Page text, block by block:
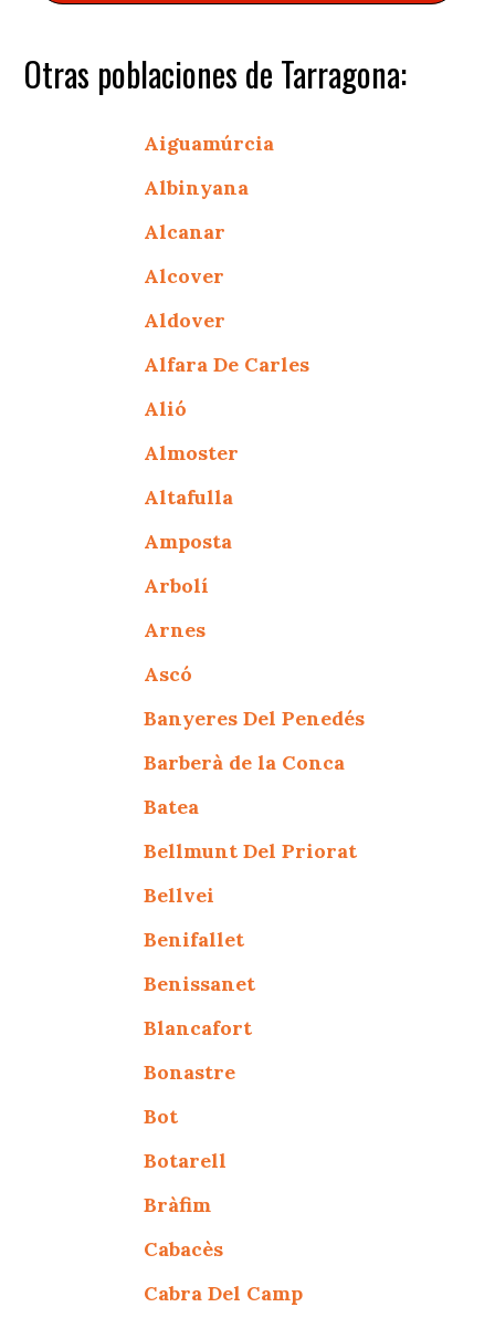
Otras poblaciones de Tarragona:
Aiguamúrcia
Albinyana
Alcanar
Alcover
Aldover
Alfara De Carles
Alió
Almoster
Altafulla
Amposta
Arbolí
Arnes
Ascó
Banyeres Del Penedés
Barberà de la Conca
Batea
Bellmunt Del Priorat
Bellvei
Benifallet
Benissanet
Blancafort
Bonastre
Bot
Botarell
Bràfim
Cabacès
Cabra Del Camp